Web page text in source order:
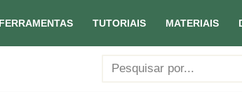
FERRAMENTAS TUTORIAIS MATERIAIS